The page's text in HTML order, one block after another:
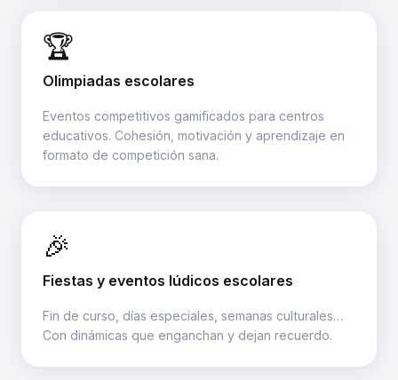
🏆
Olimpiadas escolares
Eventos competitivos gamificados para centros
educativos. Cohesión, motivación y aprendizaje en
formato de competición sana.
🎉
Fiestas y eventos lúdicos escolares
Fin de curso, días especiales, semanas culturales…
Con dinámicas que enganchan y dejan recuerdo.